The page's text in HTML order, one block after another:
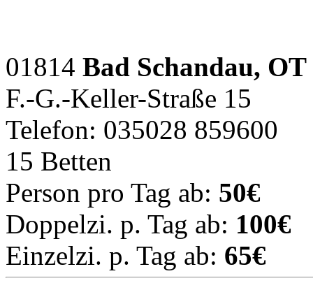
01814 Bad Schandau,
F.-G.-Keller-Straße 15
Telefon: 035028 859600
15 Betten
Person pro Tag ab: 50€
Doppelzi. p. Tag ab: 100€
Einzelzi. p. Tag ab: 65€